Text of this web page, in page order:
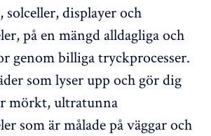
solceller, displayer och
på en mängd alldagliga och
genom billiga tryckprocesser.
som lyser upp och gör dig
mörkt, ultratunna
som är målade på väggar och